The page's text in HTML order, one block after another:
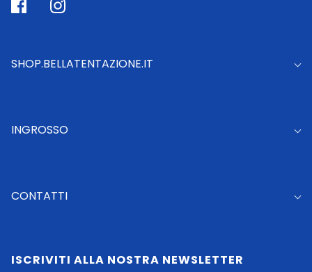
SHOP.BELLATENTAZIONE.IT
INGROSSO
CONTATTI
ISCRIVITI ALLA NOSTRA NEWSLETTER